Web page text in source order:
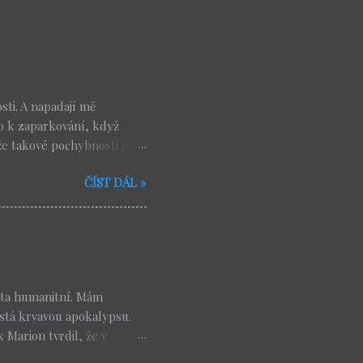
A napadají mě
k zaparkování, když
takové pochybnosti jsou
, kde jsem nedávno
. Je to moudrý muž,
A myslím, že jeho
respektuje
ČÍST DÁL »
humanitní. Mám
krvavou apokalypsu.
Marion tvrdil, že v